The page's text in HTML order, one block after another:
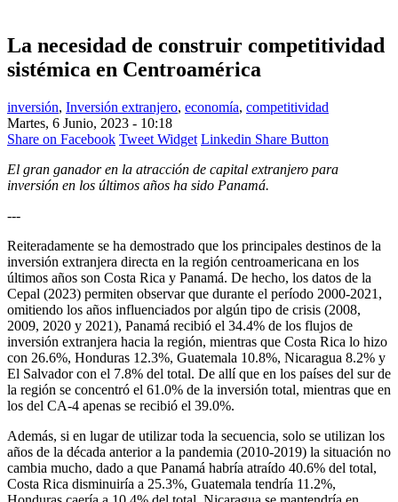
La necesidad de construir competitividad
sistémica en Centroamérica
inversión, Inversión extranjero, economía, competitividad
Martes, 6 Junio, 2023 - 10:18
Share on Facebook Tweet Widget Linkedin Share Button
El gran ganador en la atracción de capital extranjero para
inversión en los últimos años ha sido Panamá.
---
Reiteradamente se ha demostrado que los principales destinos de la
inversión extranjera directa en la región centroamericana en los
últimos años son Costa Rica y Panamá. De hecho, los datos de la
Cepal (2023) permiten observar que durante el período 2000-2021,
omitiendo los años influenciados por algún tipo de crisis (2008,
2009, 2020 y 2021), Panamá recibió el 34.4% de los flujos de
inversión extranjera hacia la región, mientras que Costa Rica lo hizo
con 26.6%, Honduras 12.3%, Guatemala 10.8%, Nicaragua 8.2% y
El Salvador con el 7.8% del total. De allí que en los países del sur de
la región se concentró el 61.0% de la inversión total, mientras que en
los del CA-4 apenas se recibió el 39.0%.
Además, si en lugar de utilizar toda la secuencia, solo se utilizan los
años de la década anterior a la pandemia (2010-2019) la situación no
cambia mucho, dado a que Panamá habría atraído 40.6% del total,
Costa Rica disminuiría a 25.3%, Guatemala tendría 11.2%,